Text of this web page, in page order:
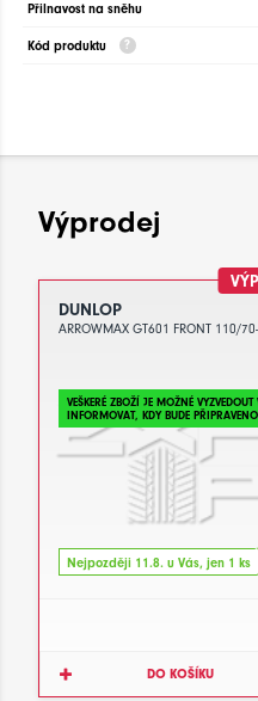
Přilnavost na sněhu
Kód produktu
Výprodej
DUNLOP
ARROWMAX GT601 FRONT 110/
VEŠKERÉ ZBOŽÍ JE MOŽNÉ
INFORMOVAT, KDY BUDE
Nejpozději 11.8. u Vás, jen 1 ks
DO KOŠÍKU